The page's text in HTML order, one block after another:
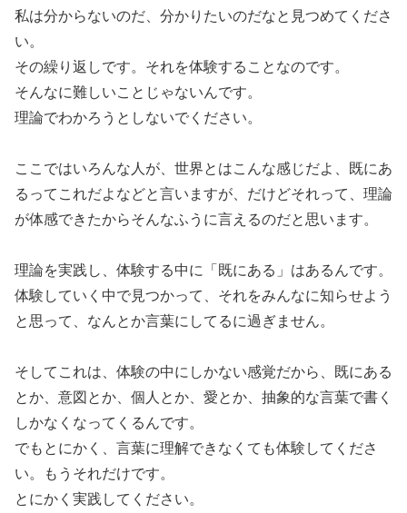
私は分からないのだ、分かりたいのだなと見つめてくださ
い。
その繰り返しです。それを体験することなのです。
そんなに難しいことじゃないんです。
理論でわかろうとしないでください。
ここではいろんな人が、世界とはこんな感じだよ、既にあ
るってこれだよなどと言いますが、だけどそれって、理論
が体感できたからそんなふうに言えるのだと思います。
理論を実践し、体験する中に「既にある」はあるんです。
体験していく中で見つかって、それをみんなに知らせよう
と思って、なんとか言葉にしてるに過ぎません。
そしてこれは、体験の中にしかない感覚だから、既にある
とか、意図とか、個人とか、愛とか、抽象的な言葉で書く
しかなくなってくるんです。
でもとにかく、言葉に理解できなくても体験してくださ
い。もうそれだけです。
とにかく実践してください。